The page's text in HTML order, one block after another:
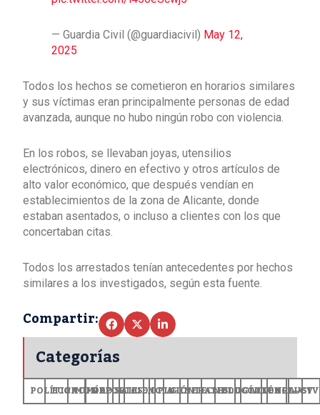
— Guardia Civil (@guardiacivil) May 12,
2025
Todos los hechos se cometieron en horarios similares
y sus víctimas eran principalmente personas de edad
avanzada, aunque no hubo ningún robo con violencia.
En los robos, se llevaban joyas, utensilios
electrónicos, dinero en efectivo y otros artículos de
alto valor económico, que después vendían en
establecimientos de la zona de Alicante, donde
estaban asentados, o incluso a clientes con los que
concertaban citas.
Todos los arrestados tenían antecedentes por hechos
similares a los investigados, según esta fuente.
Compartir:
Categorías
POLÍTICA
ECONOMÍA
MUNDODEPORTES
SALUDCIENCIA
OPINIÓN
GENERALES
TECNOLOGÍA
EDUCACIÓN
CULTURA+CV